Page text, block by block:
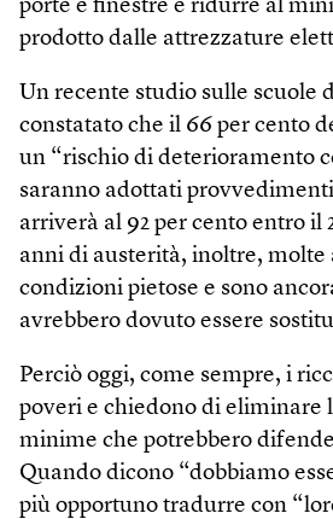
porte e finestre e ridurre al
prodotto dalle attrezzature
Un recente studio sulle scuole
constatato che il 66 per cento
un “rischio di deterioramento
saranno adottati
arriverà al 92 per cento entro il
anni di austerità, inoltre, molte
condizioni pietose e sono
avrebbero dovuto essere
Perciò oggi, come sempre, i
poveri e chiedono di eliminare
minime che potrebbero
Quando dicono “dobbiamo
più opportuno tradurre con